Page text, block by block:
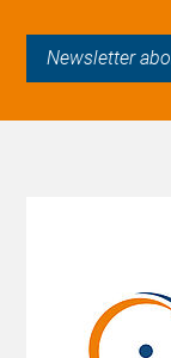
Newsletter